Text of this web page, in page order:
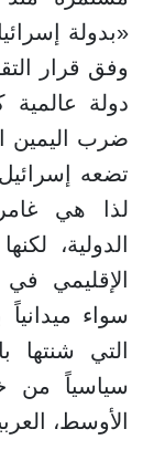
«بدولة
وفق قرار
دولة
ضرب اليمين
تضعه
لذا هي
الدولية،
الإقليمي
سواء
التي شنتها
سياسياً من
الأوسط،